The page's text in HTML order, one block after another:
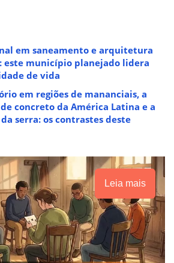
em saneamento e arquitetura
este município planejado lidera
de vida
em regiões de mananciais, a
concreto da América Latina e a
serra: os contrastes deste
Leia mais